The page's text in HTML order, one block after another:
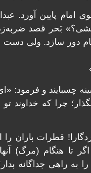
پایین آورد.
بَحر قصد
دور سازد. ولی
چسبایند و فرمود:
چرا که خداوند
قطرات باران را
تا هنگام (مرگ)
به راهی جداگانه